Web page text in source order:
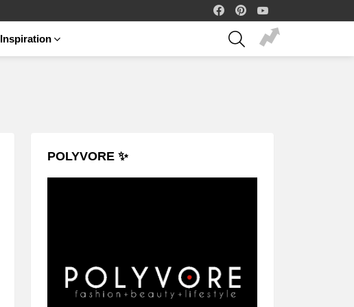
facebook
Inspiration
SEARCH
POLYVORE ✨